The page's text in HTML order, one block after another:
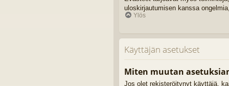
uloskirjautumisen kanssa
Ylös
Käyttäjän asetukset
Miten muutan
Jos olet rekisteröitynyt käyttäjä,